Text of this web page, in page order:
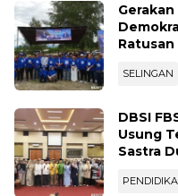
SELINGAN
DBSI
Usung
Sastra